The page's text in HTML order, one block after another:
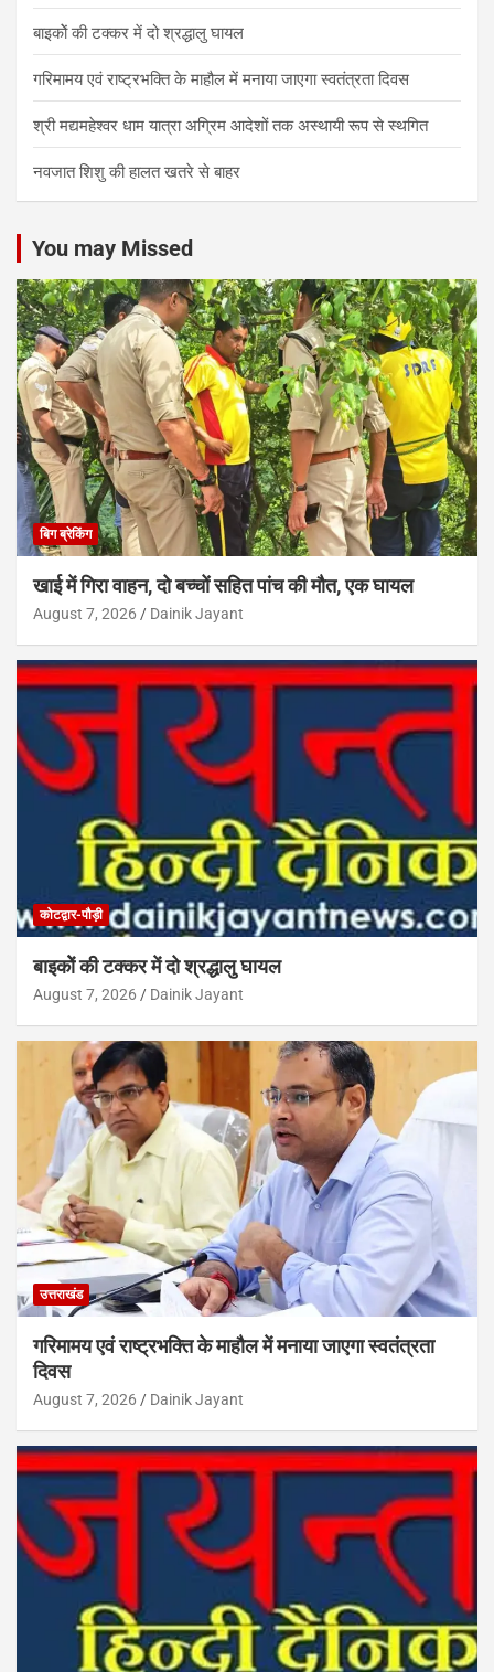
बाइकोें की टक्कर में दो श्रद्धालु घायल
गरिमामय एवं राष्ट्रभक्ति के माहौल में मनाया जाएगा स्वतंत्रता दिवस
श्री मद्यमहेश्वर धाम यात्रा अग्रिम आदेशों तक अस्थायी रूप से स्थगित
नवजात शिशु की हालत खतरे से बाहर
You may Missed
बिग ब्रेकिंग
खाई में गिरा वाहन, दो बच्चों सहित पांच की मौत, एक घायल
August 7, 2026 Dainik Jayant
कोटद्वार-पौड़ी
बाइकोें की टक्कर में दो श्रद्धालु घायल
August 7, 2026 Dainik Jayant
उत्तराखंड
गरिमामय एवं राष्ट्रभक्ति के माहौल में मनाया जाएगा स्वतंत्रता
दिवस
August 7, 2026 Dainik Jayant